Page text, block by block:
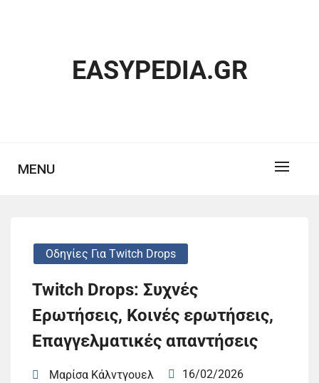
EASYPEDIA.GR
MENU
Οδηγίες Για Twitch Drops
Twitch Drops: Συχνές
Ερωτήσεις, Κοινές ερωτήσεις,
Επαγγελματικές απαντήσεις
Μαρίσα Κάλντγουελ
16/02/2026